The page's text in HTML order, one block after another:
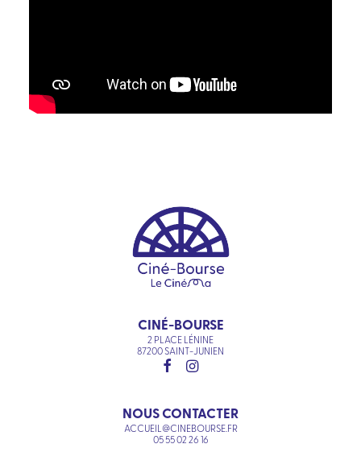
CINÉ-BOURSE
2 PLACE LÉNINE
87200 SAINT-JUNIEN
NOUS CONTACTER
ACCUEIL@CINEBOURSE.FR
05 55 02 26 16